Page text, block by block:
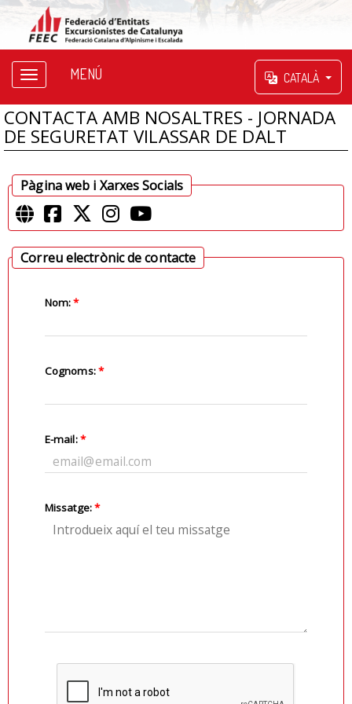
MENÚ CATALÀ
CONTACTA AMB NOSALTRES - JORNADA
DE SEGURETAT VILASSAR DE DALT
Pàgina web i Xarxes Socials
Correu electrònic de contacte
Nom:*
Cognoms:*
E-mail:*
Missatge:*